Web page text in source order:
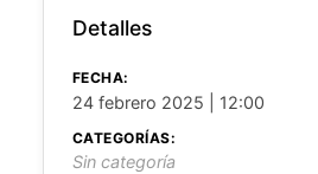
Detalles
FECHA:
24 febrero 2025 | 12:00
CATEGORÍAS:
Sin categoría